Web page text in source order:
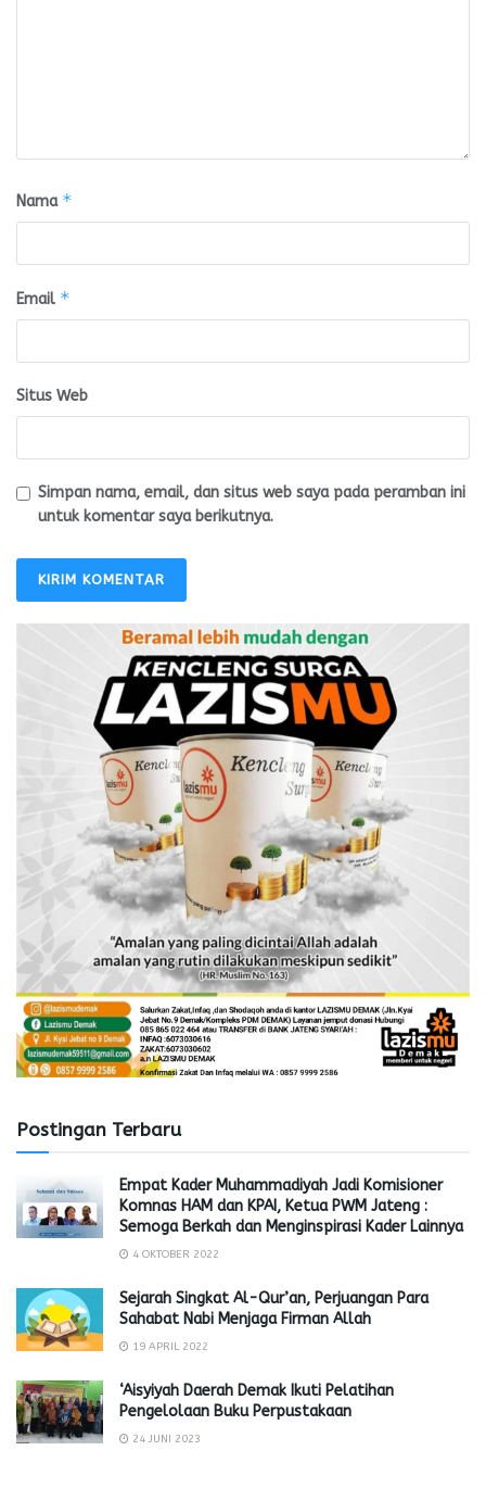
Nama *
Email *
Situs Web
Simpan nama, email, dan situs web saya pada peramban ini
untuk komentar saya berikutnya.
Postingan Terbaru
Empat Kader Muhammadiyah Jadi Komisioner
Komnas HAM dan KPAI, Ketua PWM Jateng :
Semoga Berkah dan Menginspirasi Kader Lainnya
4 OKTOBER 2022
Sejarah Singkat Al-Qur’an, Perjuangan Para
Sahabat Nabi Menjaga Firman Allah
19 APRIL 2022
‘Aisyiyah Daerah Demak Ikuti Pelatihan
Pengelolaan Buku Perpustakaan
24 JUNI 2023